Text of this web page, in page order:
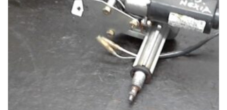
1-3 Werktage